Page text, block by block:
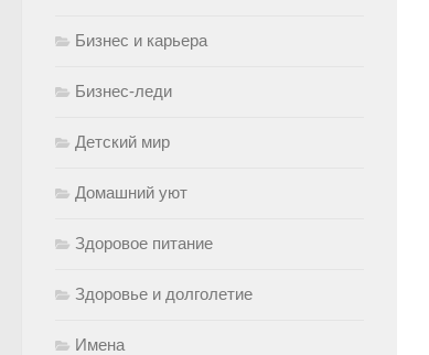
Бизнес и карьера
Бизнес-леди
Детский мир
Домашний уют
Здоровое питание
Здоровье и долголетие
Имена